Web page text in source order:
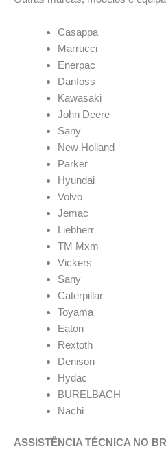
Casappa
Marrucci
Enerpac
Danfoss
Kawasaki
John Deere
Sany
New Holland
Parker
Hyundai
Volvo
Jemac
Liebherr
TM Mxm
Vickers
Sany
Caterpillar
Toyama
Eaton
Rextoth
Denison
Hydac
BURELBACH
Nachi
ASSISTÊNCIA TÉCNICA NO